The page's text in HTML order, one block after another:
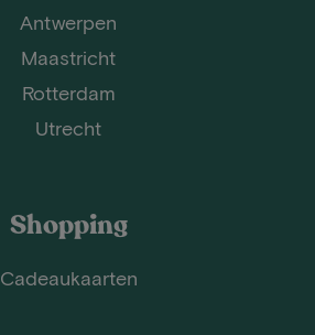
Antwerpen
Maastricht
Rotterdam
Utrecht
Shopping
Cadeaukaarten